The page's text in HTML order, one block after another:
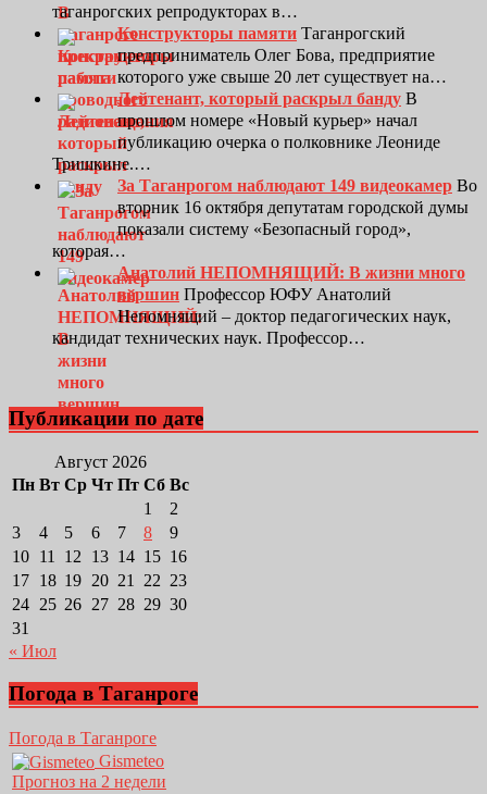
таганрогских репродукторах в…
Конструкторы памяти Таганрогский
предприниматель Олег Бова, предприятие
которого уже свыше 20 лет существует на…
Лейтенант, который раскрыл банду В
прошлом номере «Новый курьер» начал
публикацию очерка о полковнике Леониде
Тришкине.…
За Таганрогом наблюдают 149 видеокамер Во
вторник 16 октября депутатам городской думы
показали систему «Безопасный город»,
которая…
Анатолий НЕПОМНЯЩИЙ: В жизни много
вершин Профессор ЮФУ Анатолий
Непомнящий – доктор педагогических наук,
кандидат технических наук. Профессор…
Публикации по дате
Август 2026
Пн Вт Ср Чт Пт Сб Вс
1
2
3
4 5 6 7 8
9
10 11 12 13 14 15 16
17 18 19 20 21 22 23
24 25 26 27 28 29 30
31
« Июл
Погода в Таганроге
Погода в Таганроге
Gismeteo
Прогноз на 2 недели